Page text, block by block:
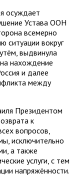
осуждает
Устава ООН
всемерно
ситуации вокруг
выдвинула
нахождение
и далее
между
Президентом
к
вопросов,
исключительно
а также
услуги, с тем
напряжённости.